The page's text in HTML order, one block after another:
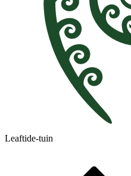
Leaftide-tuin